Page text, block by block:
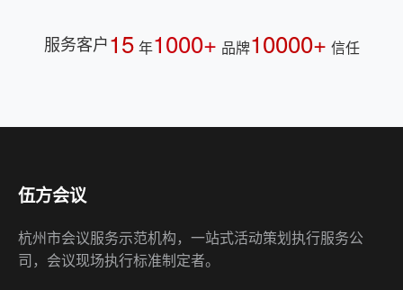
服务客户15 年1000+ 品牌10000+ 信任
伍方会议
杭州市会议服务示范机构，一站式活动策划执行服务公
司，会议现场执行标准制定者。